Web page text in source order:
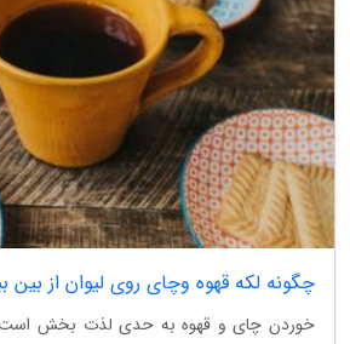
چگونه لکه قهوه وچای روی لیوان از بین
خوردن چای و قهوه به حدی لذت بخش است